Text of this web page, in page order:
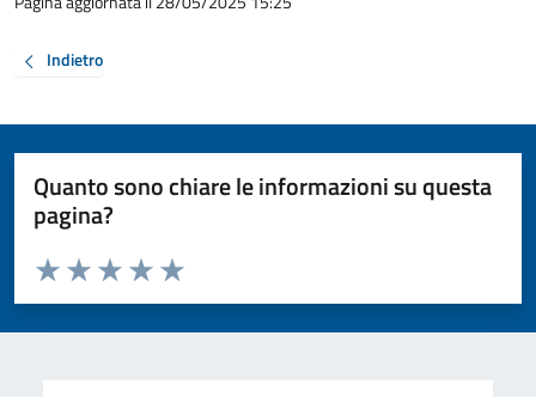
Indietro
Quanto sono chiare le informazioni su questa
pagina?
Valuta da 1 a 5 stelle la pagina
Valuta 5 stelle su 5
Valuta 4 stelle su 5
Valuta 3 stelle su 5
Valuta 2 stelle su 5
Valuta 1 stelle su 5